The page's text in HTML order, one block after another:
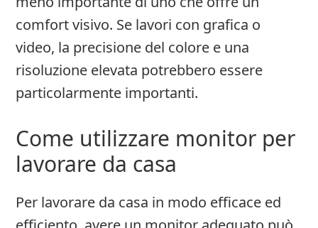
comfort visivo. Se lavori con grafica o
video, la precisione del colore e una
risoluzione elevata potrebbero essere
particolarmente importanti.
Come utilizzare monitor per
lavorare da casa
Per lavorare da casa in modo efficace ed